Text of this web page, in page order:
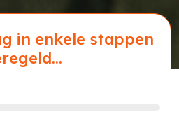
in enkele stappen